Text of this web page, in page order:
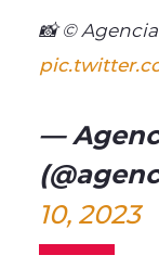
📸 ©
—
10, 2023